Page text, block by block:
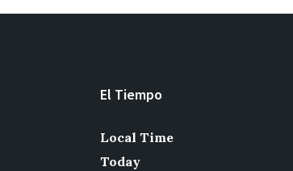
El Tiempo
Local Time
Today